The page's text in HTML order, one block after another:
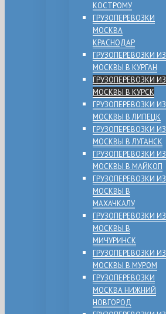
КОСТРОМУ
ГРУЗОПЕРЕВОЗКИ
МОСКВА
КРАСНОДАР
ГРУЗОПЕРЕВОЗКИ ИЗ
МОСКВЫ В КУРГАН
ГРУЗОПЕРЕВОЗКИ ИЗ
МОСКВЫ В КУРСК
ГРУЗОПЕРЕВОЗКИ ИЗ
МОСКВЫ В ЛИПЕЦК
ГРУЗОПЕРЕВОЗКИ ИЗ
МОСКВЫ В ЛУГАНСК
ГРУЗОПЕРЕВОЗКИ ИЗ
МОСКВЫ В МАЙКОП
ГРУЗОПЕРЕВОЗКИ ИЗ
МОСКВЫ В
МАХАЧКАЛУ
ГРУЗОПЕРЕВОЗКИ ИЗ
МОСКВЫ В
МИЧУРИНСК
ГРУЗОПЕРЕВОЗКИ ИЗ
МОСКВЫ В МУРОМ
ГРУЗОПЕРЕВОЗКИ
МОСКВА НИЖНИЙ
НОВГОРОД